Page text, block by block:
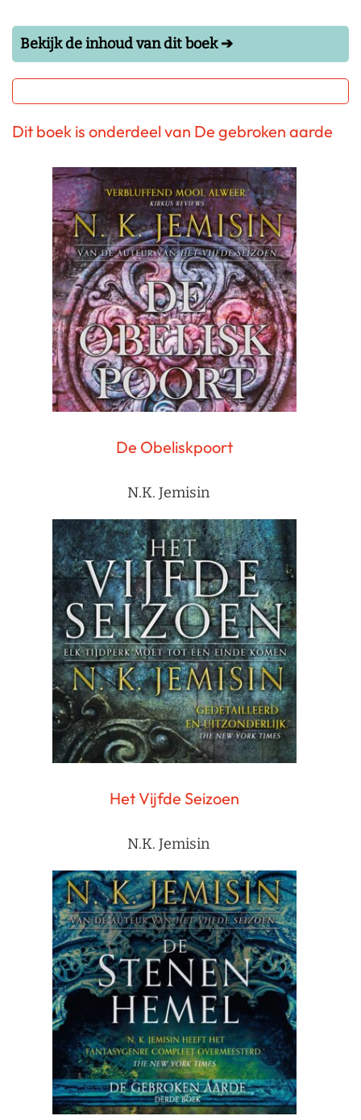
Bekijk de inhoud van dit boek ➔
Dit boek is onderdeel van De gebroken aarde
De Obeliskpoort
N.K. Jemisin
Het Vijfde Seizoen
N.K. Jemisin